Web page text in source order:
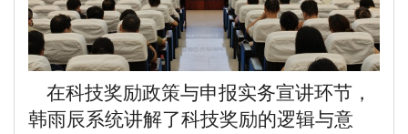
在科技奖励政策与申报实务宣讲环节，
韩雨辰系统讲解了科技奖励的逻辑与意